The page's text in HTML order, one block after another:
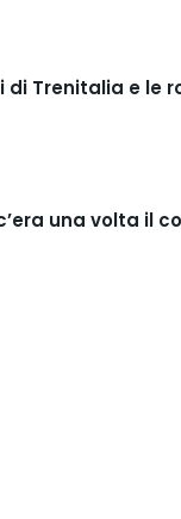
Trenitalia e le
una volta il